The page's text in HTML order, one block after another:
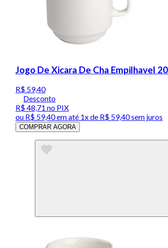
Jogo De Xicara De Cha Empilhavel
R$ 59,40
Desconto
R$ 48,71 no PIX
ou R$ 59,40em até 1x de R$ 59,40sem juros
COMPRAR AGORA